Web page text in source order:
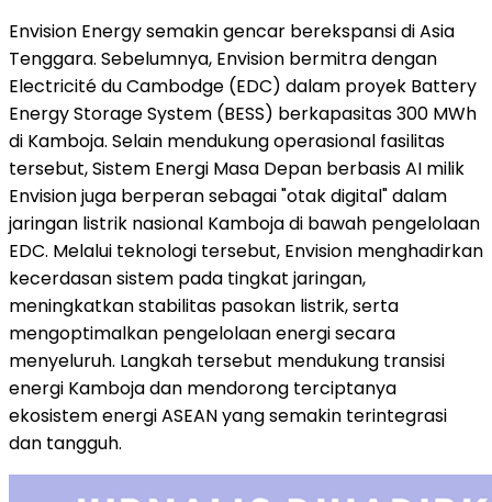
Envision Energy semakin gencar berekspansi di Asia
Tenggara. Sebelumnya, Envision bermitra dengan
Electricité du Cambodge (EDC) dalam proyek Battery
Energy Storage System (BESS) berkapasitas 300 MWh
di Kamboja. Selain mendukung operasional fasilitas
tersebut, Sistem Energi Masa Depan berbasis AI milik
Envision juga berperan sebagai "otak digital" dalam
jaringan listrik nasional Kamboja di bawah pengelolaan
EDC. Melalui teknologi tersebut, Envision menghadirkan
kecerdasan sistem pada tingkat jaringan,
meningkatkan stabilitas pasokan listrik, serta
mengoptimalkan pengelolaan energi secara
menyeluruh. Langkah tersebut mendukung transisi
energi Kamboja dan mendorong terciptanya
ekosistem energi ASEAN yang semakin terintegrasi
dan tangguh.